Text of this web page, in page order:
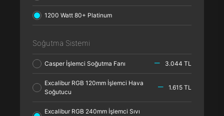
1200 Watt 80+ Platinum
Soğutma Sistemi
Casper İşlemci Soğutma Fanı 3.044 TL
Excalibur RGB 120mm İşlemci Hava
Soğutucu
1.615 TL
Excalibur RGB 240mm İşlemci Sıvı